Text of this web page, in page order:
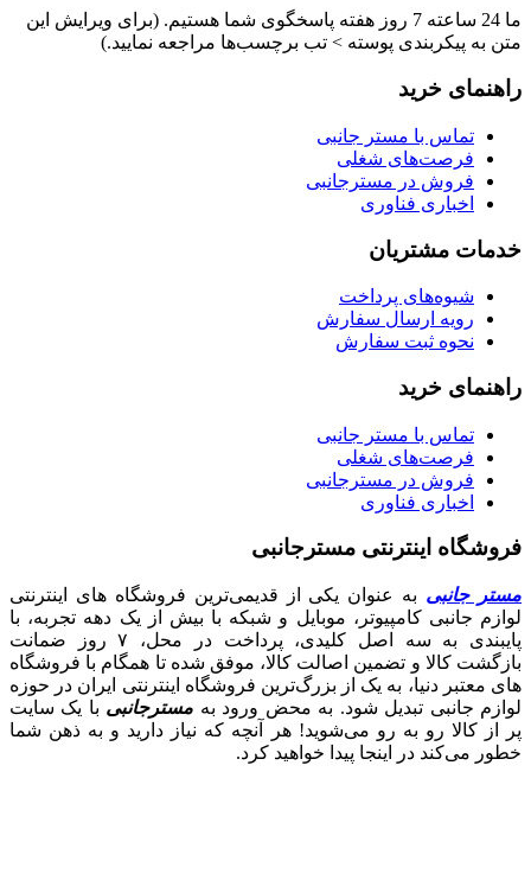
ما 24 ساعته 7 روز هفته پاسخگوی شما هستیم. (برای ویرایش این
متن به پیکربندی پوسته > تب برچسب‌ها مراجعه نمایید.)
راهنمای خرید
تماس با مستر جانبی
فرصت‌های شغلی
فروش در مسترجانبی
اخباری فناوری
خدمات مشتریان
شیوه‌های پرداخت
رویه ارسال سفارش
نحوه ثبت سفارش
راهنمای خرید
تماس با مستر جانبی
فرصت‌های شغلی
فروش در مسترجانبی
اخباری فناوری
فروشگاه اینترنتی مسترجانبی
مستر جانبی به عنوان یکی از قدیمی‌ترین فروشگاه های اینترنتی
لوازم جانبی کامپیوتر، موبایل و شبکه با بیش از یک دهه تجربه، با
پایبندی به سه اصل کلیدی، پرداخت در محل، ۷ روز ضمانت
بازگشت کالا و تضمین اصالت کالا، موفق شده تا همگام با فروشگاه‌
های معتبر دنیا، به یک از بزرگ‌ترین فروشگاه اینترنتی ایران در حوزه
لوازم جانبی تبدیل شود. به محض ورود به مسترجانبی با یک سایت
پر از کالا رو به رو می‌شوید! هر آنچه که نیاز دارید و به ذهن شما
خطور می‌کند در اینجا پیدا خواهید کرد.